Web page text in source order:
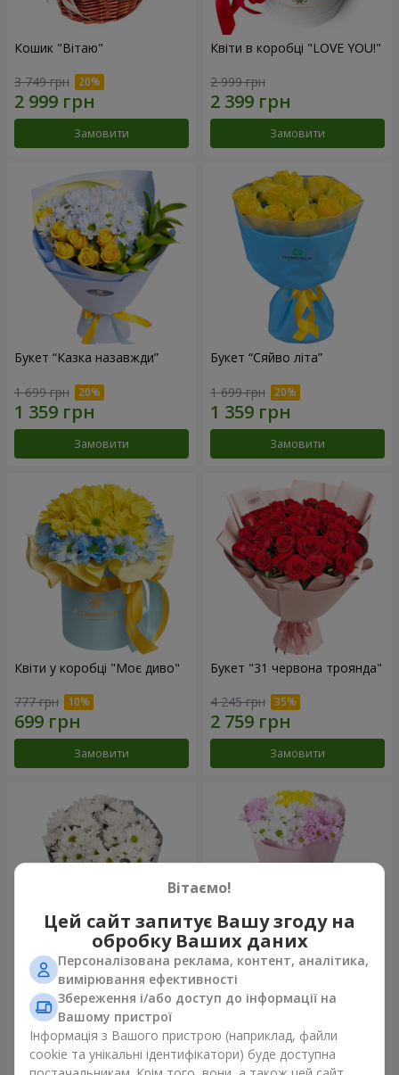
Кошик "Вітаю"
3 749 грн
Замовити
Квіти в коробці "LOVE YOU!"
2 999 грн
Замовити
Букет “Казка назавжди”
1 699 грн
Замовити
Букет “Сяйво літа”
1 699 грн
Замовити
Квіти у коробці "Моє диво"
777 грн
Замовити
Букет "31 червона троянда"
4 245 грн
Замовити
Букет "Кіото" з 5 білих
хризантем
999 грн
Замовити
Букет "Пори року"
Замовити
Вітаємо!
Цей сайт запитує Вашу згоду на
обробку Ваших даних
Персоналізована реклама, контент, аналітика,
вимірювання ефективності
Збереження і/або доступ до інформації на
Вашому пристрої
Інформація з Вашого пристрою (наприклад, файли
cookie та унікальні ідентифікатори) буде доступна